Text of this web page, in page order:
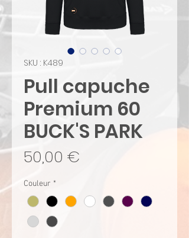
SKU : K489
Pull capuche
Premium 60
BUCK'S PARK
50,00 €
Couleur *